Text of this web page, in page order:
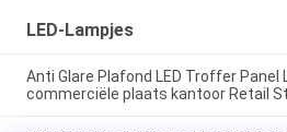
LED-Lampjes
Anti Glare Plafond LED Troffer Panel
commerciële plaats kantoor Retail